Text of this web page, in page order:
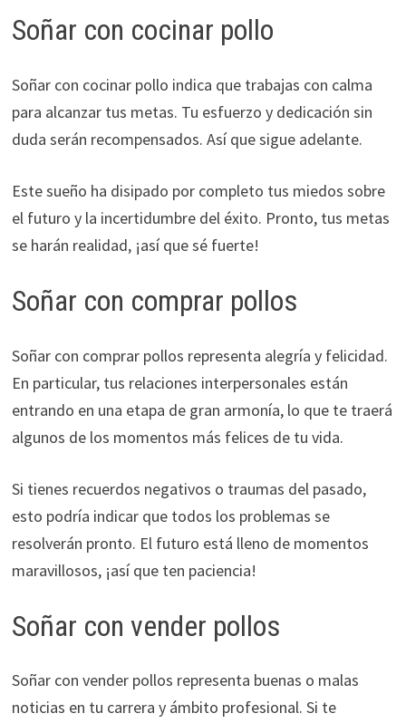
Soñar con cocinar pollo
Soñar con cocinar pollo indica que trabajas con calma
para alcanzar tus metas. Tu esfuerzo y dedicación sin
duda serán recompensados. Así que sigue adelante.
Este sueño ha disipado por completo tus miedos sobre
el futuro y la incertidumbre del éxito. Pronto, tus metas
se harán realidad, ¡así que sé fuerte!
Soñar con comprar pollos
Soñar con comprar pollos representa alegría y felicidad.
En particular, tus relaciones interpersonales están
entrando en una etapa de gran armonía, lo que te traerá
algunos de los momentos más felices de tu vida.
Si tienes recuerdos negativos o traumas del pasado,
esto podría indicar que todos los problemas se
resolverán pronto. El futuro está lleno de momentos
maravillosos, ¡así que ten paciencia!
Soñar con vender pollos
Soñar con vender pollos representa buenas o malas
noticias en tu carrera y ámbito profesional. Si te